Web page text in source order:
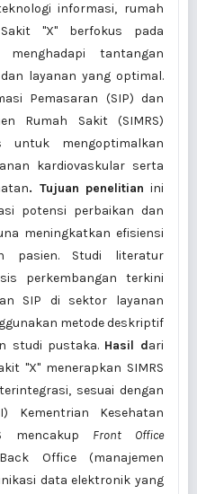
informasi, rumah
"X" berfokus pada
menghadapi tantangan
layanan yang optimal.
Pemasaran (SIP) dan
Rumah Sakit (SIMRS)
untuk mengoptimalkan
kardiovaskular serta
. Tujuan penelitian ini
potensi perbaikan dan
meningkatkan efisiensi
pasien. Studi literatur
perkembangan terkini
SIP di sektor layanan
metode deskriptif
studi pustaka. Hasil dari
"X" menerapkan SIMRS
sesuai dengan
Kementrian Kesehatan
mencakup Front Office
Office (manajemen
data elektronik yang